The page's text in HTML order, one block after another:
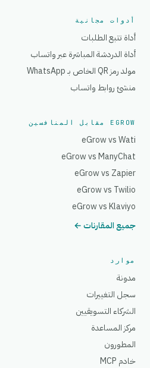
أدوات مجانية
أداة تتبع الطلبات
أداة الدردشة المباشرة عبر واتساب
مولد رمز QR الخاص بـ WhatsApp
منشئ روابط واتساب
EGROW مقابل المنافسين
eGrow vs Wati
eGrow vs ManyChat
eGrow vs Zapier
eGrow vs Twilio
eGrow vs Klaviyo
جميع المقارنات ←
موارد
مدونة
سجل التغييرات
الشركاء التسويقيين
مركز المساعدة
المطورون
خادم MCP